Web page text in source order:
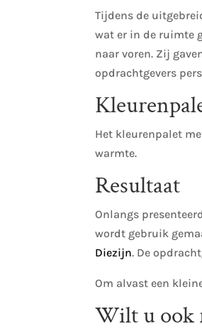
Tijdens de
wat er in de ruimte
naar voren. Zij
opdrachtgevers
Het kleurenpalet
warmte.
Resultaat
Onlangs
wordt gebruik
Diezijn. De
Om alvast een
Wilt u ook